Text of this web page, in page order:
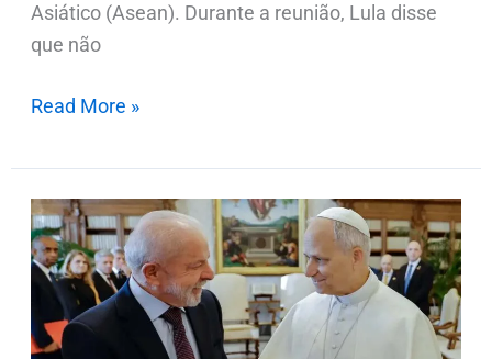
Asiático (Asean). Durante a reunião, Lula disse
que não
Read More »
Lula
se
reúne
com
papa